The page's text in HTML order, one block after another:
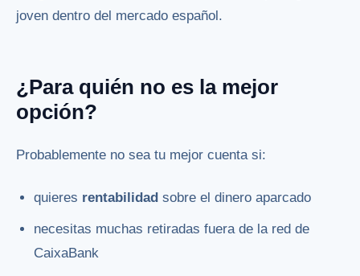
joven dentro del mercado español.
¿Para quién no es la mejor
opción?
Probablemente no sea tu mejor cuenta si:
quieres rentabilidad sobre el dinero aparcado
necesitas muchas retiradas fuera de la red de
CaixaBank